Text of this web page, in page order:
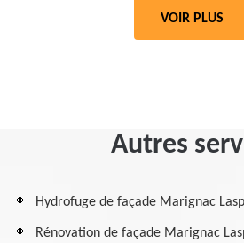
VOIR PLUS
Autres
Hydrofuge de façade Marignac
Rénovation de façade Marignac